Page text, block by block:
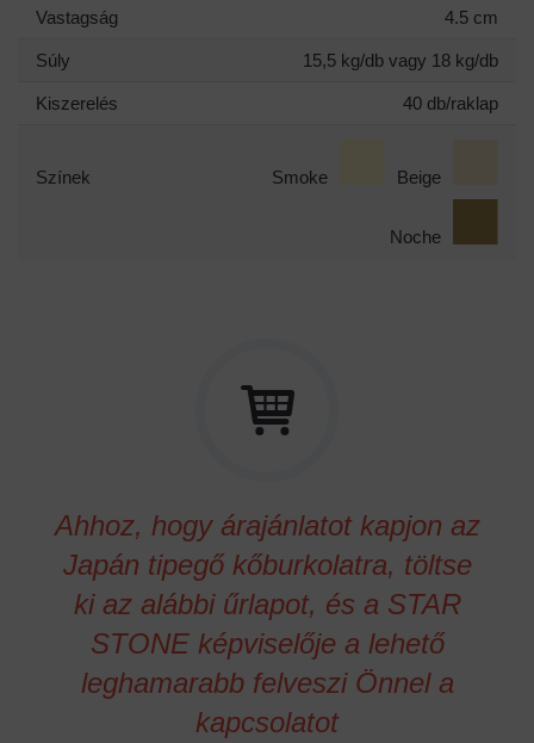
Vastagság 4.5 cm
Súly 15,5 kg/db vagy 18 kg/db
Kiszerelés 40 db/raklap
Színek Smoke Beige
Noche
Ahhoz, hogy árajánlatot kapjon az
Japán tipegő kőburkolatra, töltse
ki az alábbi űrlapot, és a STAR
STONE képviselője a lehető
leghamarabb felveszi Önnel a
kapcsolatot